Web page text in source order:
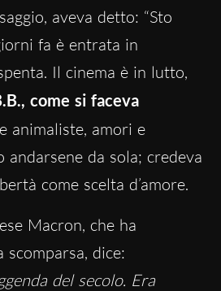
aveva detto: “Sto
fa è entrata in
Il cinema è in lutto,
come si faceva
animaliste, amori e
andarsene da sola; credeva
come scelta d’amore.
Macron, che ha
scomparsa, dice:
del secolo. Era